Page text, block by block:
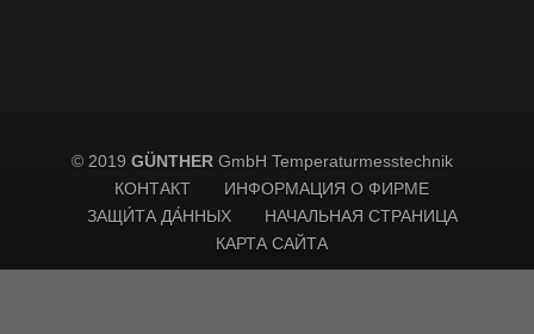
© 2019 GÜNTHER GmbH Temperaturmesstechnik
КОНТАКТ
ИНФОРМАЦИЯ О ФИРМЕ
ЗАЩИ́ТА ДА́ННЫХ
НАЧАЛЬНАЯ СТРАНИЦА
КАРТА САЙТА